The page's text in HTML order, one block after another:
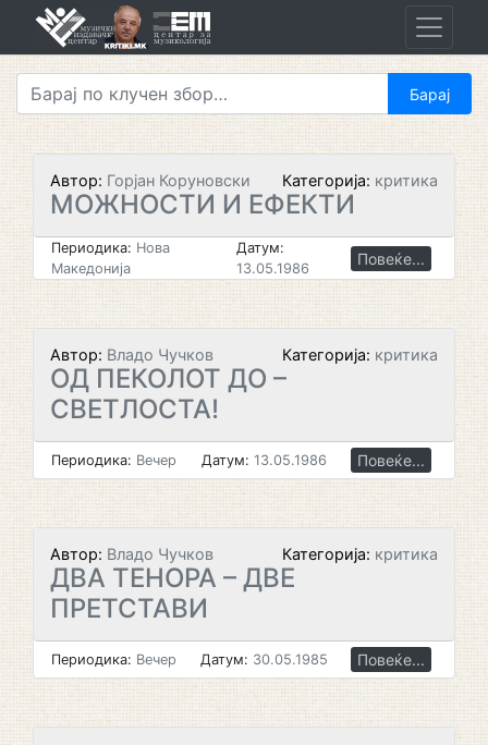
Автор: Горјан Коруновски Категорија: критика
МОЖНОСТИ И ЕФЕКТИ
Периодика: Нова
Македонија
Датум:
13.05.1986
Повеќе...
Автор: Владо Чучков Категорија: критика
ОД ПЕКОЛОТ ДО –
СВЕТЛОСТА!
Периодика: Вечер Датум: 13.05.1986 Повеќе...
Автор: Владо Чучков Категорија: критика
ДВА ТЕНОРА – ДВЕ
ПРЕТСТАВИ
Периодика: Вечер Датум: 30.05.1985 Повеќе...